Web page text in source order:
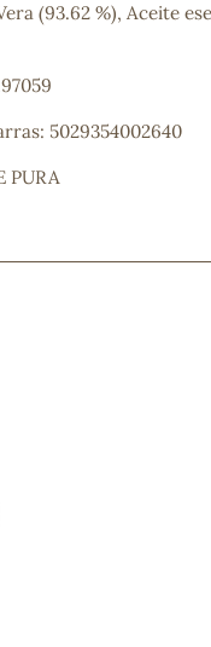
encuentras tu
y lo
(93.62 %), Aceite
5029354002640
PURA